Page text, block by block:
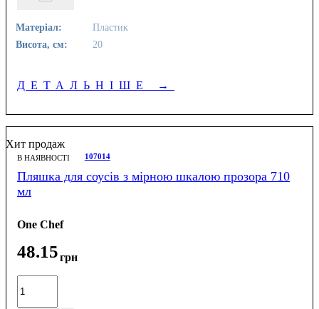
Матеріал:
Пластик
Висота, см:
20
ДЕТАЛЬНІШЕ →
Хит продаж
В НАЯВНОСТІ 107014
Пляшка для соусів з мірною шкалою прозора 710
мл
One Chef
48.15грн